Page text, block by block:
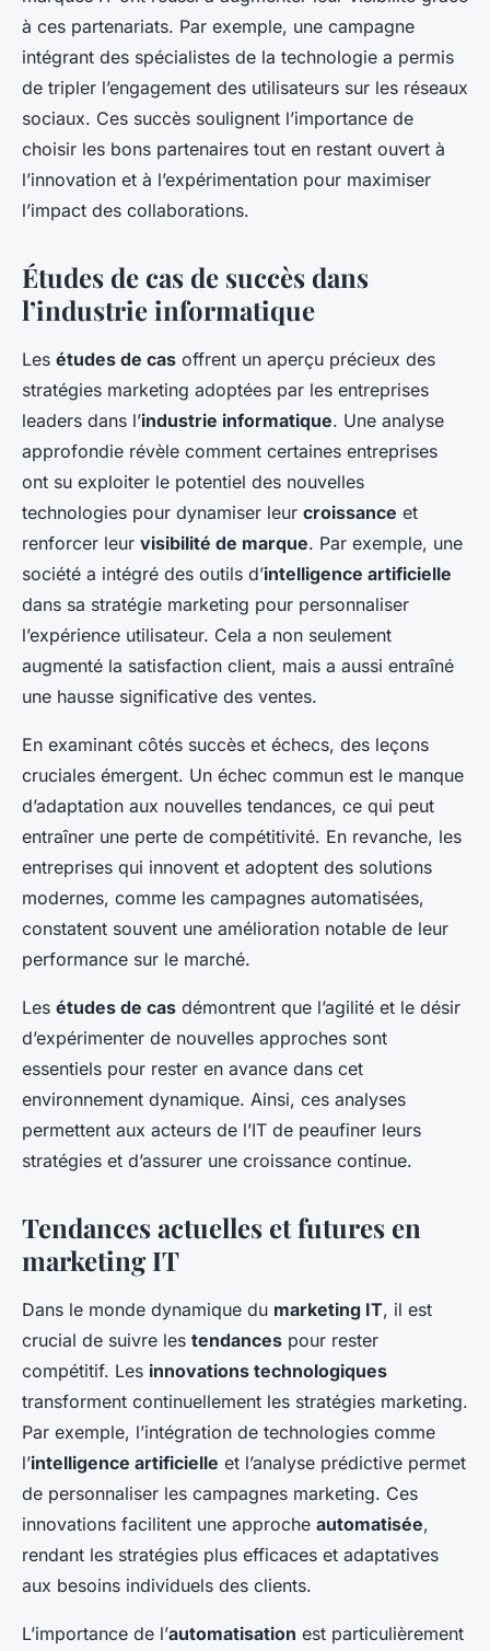
à ces partenariats. Par exemple, une campagne
intégrant des spécialistes de la technologie a permis
de tripler l’engagement des utilisateurs sur les réseaux
sociaux. Ces succès soulignent l’importance de
choisir les bons partenaires tout en restant ouvert à
l’innovation et à l’expérimentation pour maximiser
l’impact des collaborations.
Études de cas de succès dans
l’industrie informatique
Les études de cas offrent un aperçu précieux des
stratégies marketing adoptées par les entreprises
leaders dans l’industrie informatique. Une analyse
approfondie révèle comment certaines entreprises
ont su exploiter le potentiel des nouvelles
technologies pour dynamiser leur croissance et
renforcer leur visibilité de marque. Par exemple, une
société a intégré des outils d’intelligence artificielle
dans sa stratégie marketing pour personnaliser
l’expérience utilisateur. Cela a non seulement
augmenté la satisfaction client, mais a aussi entraîné
une hausse significative des ventes.
En examinant côtés succès et échecs, des leçons
cruciales émergent. Un échec commun est le manque
d’adaptation aux nouvelles tendances, ce qui peut
entraîner une perte de compétitivité. En revanche, les
entreprises qui innovent et adoptent des solutions
modernes, comme les campagnes automatisées,
constatent souvent une amélioration notable de leur
performance sur le marché.
Les études de cas démontrent que l’agilité et le désir
d’expérimenter de nouvelles approches sont
essentiels pour rester en avance dans cet
environnement dynamique. Ainsi, ces analyses
permettent aux acteurs de l’IT de peaufiner leurs
stratégies et d’assurer une croissance continue.
Tendances actuelles et futures en
marketing IT
Dans le monde dynamique du marketing IT, il est
crucial de suivre les tendances pour rester
compétitif. Les innovations technologiques
transforment continuellement les stratégies marketing.
Par exemple, l’intégration de technologies comme
l’intelligence artificielle et l’analyse prédictive permet
de personnaliser les campagnes marketing. Ces
innovations facilitent une approche automatisée,
rendant les stratégies plus efficaces et adaptatives
aux besoins individuels des clients.
L’importance de l’automatisation est particulièrement